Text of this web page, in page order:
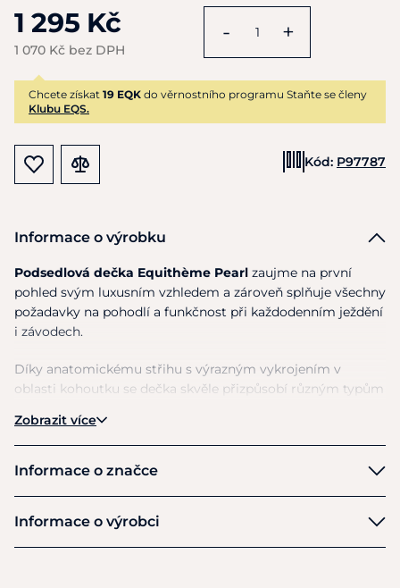
1 295 Kč
1 070 Kč bez DPH
- +
Chcete získat 19 EQK do věrnostního programu Staňte se členy
Klubu EQS.
Kód: P97787
Informace o výrobku
Podsedlová dečka Equithème Pearl zaujme na první
pohled svým luxusním vzhledem a zároveň splňuje všechny
požadavky na pohodlí a funkčnost při každodenním ježdění
i závodech.
Díky anatomickému střihu s výrazným vykrojením v
oblasti kohoutku se dečka skvěle přizpůsobí různým typům
vaflová struktura podporuje
efektivně odvádět vlhkost, čímžzvyšuje komfort koně
během práce.
černých perliček ve tvaru diamantů, které dodávají dece
sofistikovaný a moderní vzhled. Stylový odznak s logem
Zobrazit více
Informace o značce
EquiTheme
Informace o výrobci